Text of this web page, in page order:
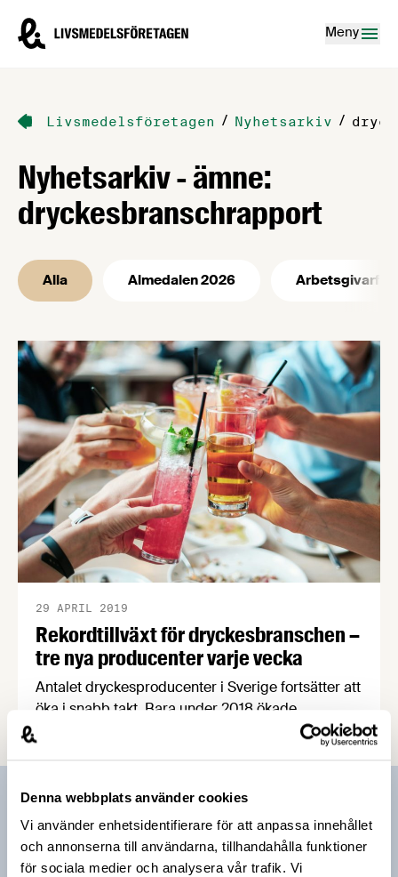
Denna webbplats använder cookies
Vi använder enhetsidentifierare för att anpassa innehållet
och annonserna till användarna, tillhandahålla funktioner
för sociala medier och analysera vår trafik. Vi
Livsmedelsföretagen – till startsidan
Meny
Livsmedelsföretagen / Nyhetsarkiv /
Nyhetsarkiv - ämne:
dryckesbranschrapport
Alla Almedalen 2026
Rekordtillväxt för dryckesbranschen –
tre nya producenter varje vecka
29 APRIL 2019
Antalet dryckesproducenter i Sverige fortsätter att
öka i snabb takt. Bara under 2018 ökade
branschen med 25 procent, eller med nästan tre
nya producenter i veckan. Vid årsskiftet fanns
vin eller andra alkoholhaltiga drycker.
Prenumerera på vårt nyhetsbrev
Vårt nyhetsbrev kommer ut 3-4 gånger i månaden och
riktar sig till alla med ett intresse för